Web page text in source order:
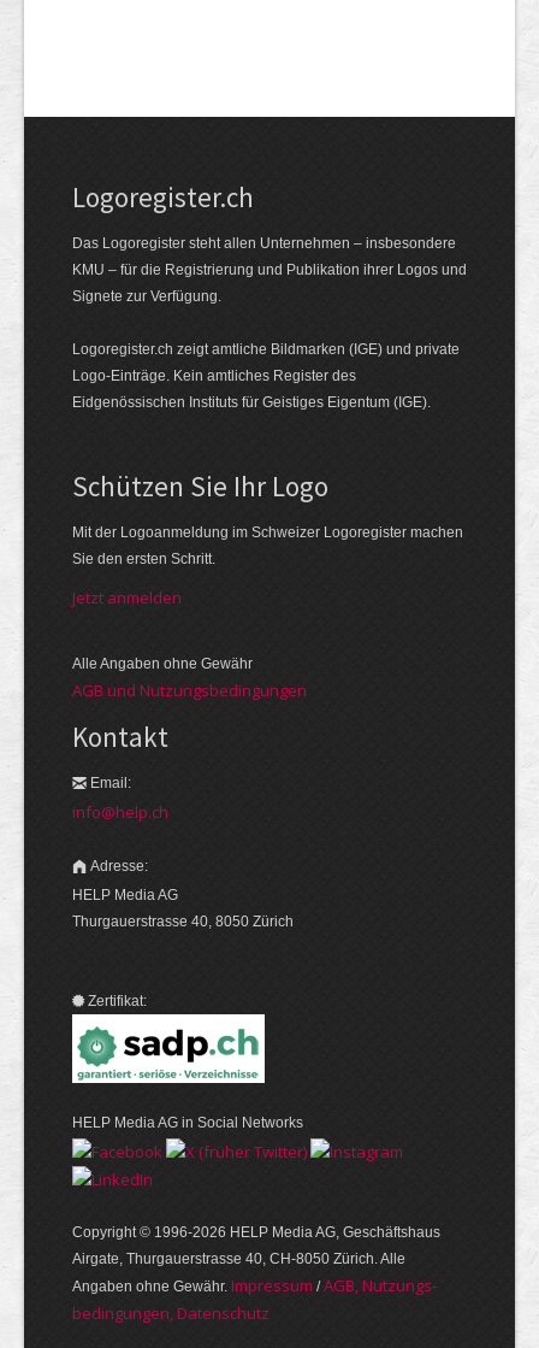
Logoregister.ch
Das Logoregister steht allen Unternehmen – insbesondere
KMU – für die Registrierung und Publikation ihrer Logos und
Signete zur Verfügung.
Logoregister.ch zeigt amtliche Bildmarken (IGE) und private
Logo-Einträge. Kein amtliches Register des
Eidgenössischen Instituts für Geistiges Eigentum (IGE).
Schützen Sie Ihr Logo
Mit der Logo­an­meldung im Schweizer Logo­register machen
Sie den ersten Schritt.
Jetzt anmelden
Alle Angaben ohne Gewähr
AGB und Nutzungsbedingungen
Kontakt
Email:
info@help.ch
Adresse:
HELP Media AG
Thurgauerstrasse 40, 8050 Zürich
Zertifikat:
HELP Media AG in Social Networks
Copyright © 1996-2026 HELP Media AG, Geschäftshaus
Airgate, Thurgauer­strasse 40, CH-8050 Zürich. Alle
Angaben ohne Gewähr. Im­pres­sum /AGB, Nut­zungs­
bedin­gungen, Daten­schutz